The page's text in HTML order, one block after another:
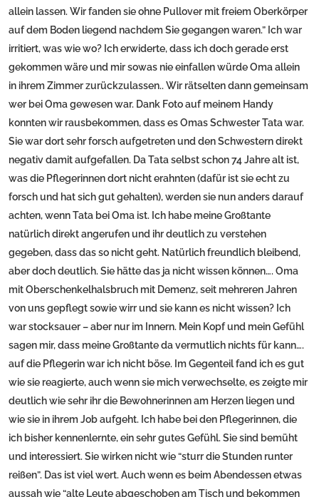
allein lassen. Wir fanden sie ohne Pullover mit freiem Oberkörper
auf dem Boden liegend nachdem Sie gegangen waren.” Ich war
irritiert, was wie wo? Ich erwiderte, dass ich doch gerade erst
gekommen wäre und mir sowas nie einfallen würde Oma allein
in ihrem Zimmer zurückzulassen.. Wir rätselten dann gemeinsam
wer bei Oma gewesen war. Dank Foto auf meinem Handy
konnten wir rausbekommen, dass es Omas Schwester Tata war.
Sie war dort sehr forsch aufgetreten und den Schwestern direkt
negativ damit aufgefallen. Da Tata selbst schon 74 Jahre alt ist,
was die Pflegerinnen dort nicht erahnten (dafür ist sie echt zu
forsch und hat sich gut gehalten), werden sie nun anders darauf
achten, wenn Tata bei Oma ist. Ich habe meine Großtante
natürlich direkt angerufen und ihr deutlich zu verstehen
gegeben, dass das so nicht geht. Natürlich freundlich bleibend,
aber doch deutlich. Sie hätte das ja nicht wissen können…. Oma
mit Oberschenkelhalsbruch mit Demenz, seit mehreren Jahren
von uns gepflegt sowie wirr und sie kann es nicht wissen? Ich
war stocksauer – aber nur im Innern. Mein Kopf und mein Gefühl
sagen mir, dass meine Großtante da vermutlich nichts für kann….
auf die Pflegerin war ich nicht böse. Im Gegenteil fand ich es gut
wie sie reagierte, auch wenn sie mich verwechselte, es zeigte mir
deutlich wie sehr ihr die Bewohnerinnen am Herzen liegen und
wie sie in ihrem Job aufgeht. Ich habe bei den Pflegerinnen, die
ich bisher kennenlernte, ein sehr gutes Gefühl. Sie sind bemüht
und interessiert. Sie wirken nicht wie “sturr die Stunden runter
reißen”. Das ist viel wert. Auch wenn es beim Abendessen etwas
aussah wie “alte Leute abgeschoben am Tisch und bekommen